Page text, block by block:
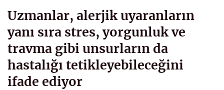
Uzmanlar, alerjik uyaranların
yanı sıra stres, yorgunluk ve
travma gibi unsurların da
hastalığı tetikleyebileceğini
ifade ediyor